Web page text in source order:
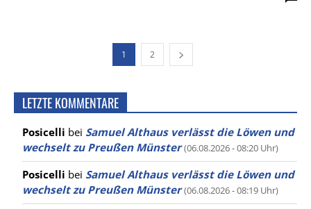
1 2
LETZTE KOMMENTARE
Posicelli bei Samuel Althaus verlässt die Löwen und
wechselt zu Preußen Münster (06.08.2026 - 08:20 Uhr)
Posicelli bei Samuel Althaus verlässt die Löwen und
wechselt zu Preußen Münster (06.08.2026 - 08:19 Uhr)